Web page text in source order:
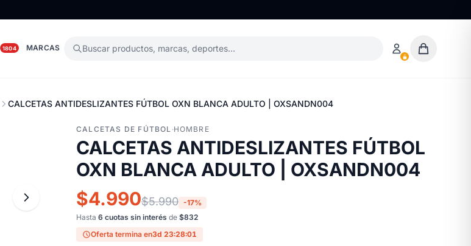
1804 MARCAS Buscar productos, marcas, deportes…
CALCETAS ANTIDESLIZANTES FÚTBOL OXN BLANCA ADULTO | OXSANDN004
CALCETAS DE FÚTBOL ·HOMBRE
CALCETAS ANTIDESLIZANTES FÚTBOL
OXN BLANCA ADULTO | OXSANDN004
$4.990$5.990 -17%
Hasta 6 cuotas sin interés de $832
Oferta termina en3d 23:28:00